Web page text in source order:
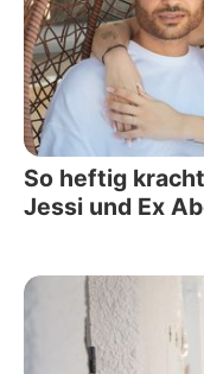
So heftig
Jessi und Ex